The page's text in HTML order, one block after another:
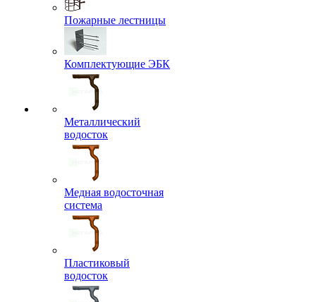
Пожарные лестницы
Комплектующие ЭБК
Металлический
водосток
Медная водосточная
система
Пластиковый
водосток